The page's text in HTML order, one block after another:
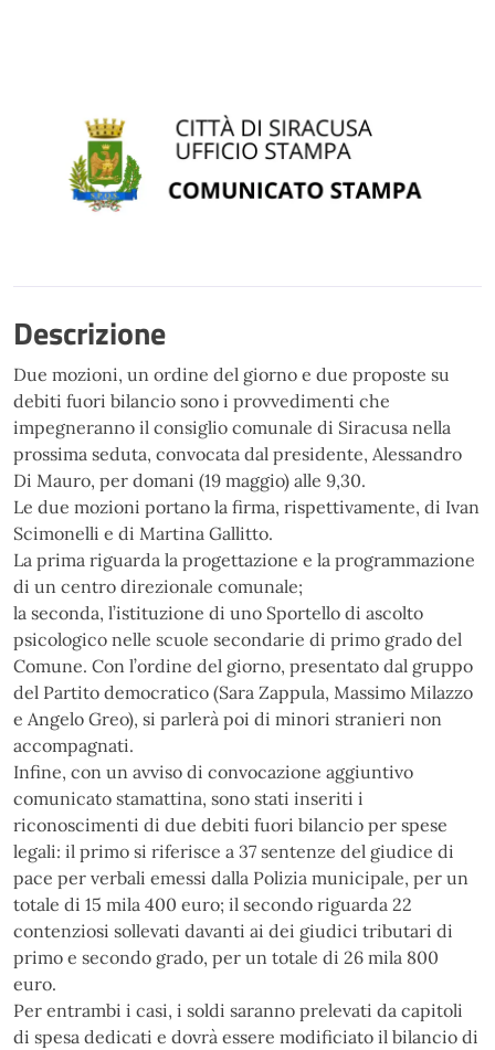
Descrizione
Due mozioni, un ordine del giorno e due proposte su
debiti fuori bilancio sono i provvedimenti che
impegneranno il consiglio comunale di Siracusa nella
prossima seduta, convocata dal presidente, Alessandro
Di Mauro, per domani (19 maggio) alle 9,30.
Le due mozioni portano la firma, rispettivamente, di Ivan
Scimonelli e di Martina Gallitto.
La prima riguarda la progettazione e la programmazione
di un centro direzionale comunale;
la seconda, l’istituzione di uno Sportello di ascolto
psicologico nelle scuole secondarie di primo grado del
Comune. Con l’ordine del giorno, presentato dal gruppo
del Partito democratico (Sara Zappula, Massimo Milazzo
e Angelo Greo), si parlerà poi di minori stranieri non
accompagnati.
Infine, con un avviso di convocazione aggiuntivo
comunicato stamattina, sono stati inseriti i
riconoscimenti di due debiti fuori bilancio per spese
legali: il primo si riferisce a 37 sentenze del giudice di
pace per verbali emessi dalla Polizia municipale, per un
totale di 15 mila 400 euro; il secondo riguarda 22
contenziosi sollevati davanti ai dei giudici tributari di
primo e secondo grado, per un totale di 26 mila 800
euro.
Per entrambi i casi, i soldi saranno prelevati da capitoli
di spesa dedicati e dovrà essere modificiato il bilancio di